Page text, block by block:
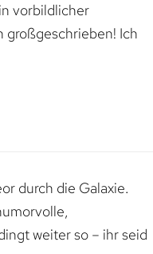
vorbildlicher
großgeschrieben! Ich
durch die Galaxie.
weiter so – ihr seid